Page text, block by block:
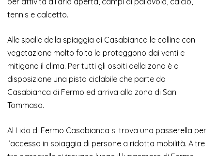
tennis e calcetto.
Alle spalle della spiaggia di Casabianca le colline con
vegetazione molto folta la proteggono dai venti e
mitigano il clima. Per tutti gli ospiti della zona è a
disposizione una pista ciclabile che parte da
Casabianca di Fermo ed arriva alla zona di San
Tommaso.
Al Lido di Fermo Casabianca si trova una passerella per
l’accesso in spiaggia di persone a ridotta mobilità. Altre